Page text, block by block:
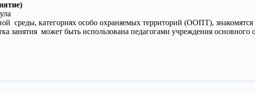
среды, категориях особо охраняемых территорий (ООПТ),
занятия может быть использована педагогами учреждения